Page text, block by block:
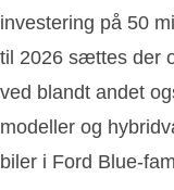
investering på 50
til 2026 sættes der
ved blandt andet
modeller og
biler i Ford Blue-